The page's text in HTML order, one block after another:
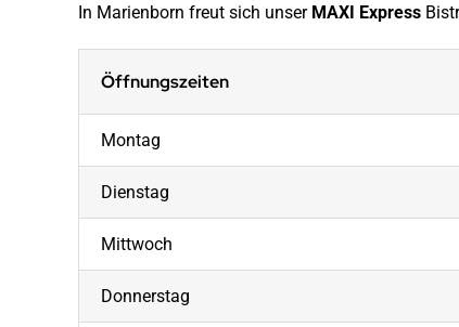
In Marienborn freut sich unser MAXI Express
Öffnungszeiten
Montag
Dienstag
Mittwoch
Donnerstag